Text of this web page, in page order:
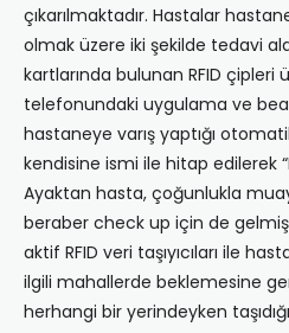
çıkarılmaktadır. Hastalar
olmak üzere iki şekilde tedavi
kartlarında bulunan RFID
telefonundaki uygulama ve
hastaneye varış yaptığı
kendisine ismi ile hitap edilerek
Ayaktan hasta, çoğunlukla
beraber check up için de
aktif RFID veri taşıyıcıları ile
ilgili mahallerde beklemesine
herhangi bir yerindeyken